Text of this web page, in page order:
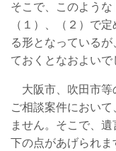
そこで、このよう
（１）、（２）で
る形となっている
ておくとなおよいで
大阪市、吹田市等
ご相談案件におい
ません。そこで、
下の点があげられま